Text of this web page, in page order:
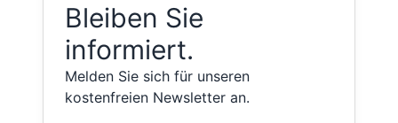
Bleiben Sie
informiert.
Melden Sie sich für unseren
kostenfreien Newsletter an.